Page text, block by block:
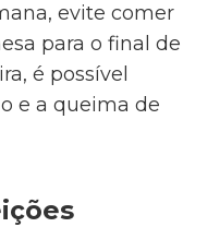
evite comer
para o final de
é possível
e a queima de